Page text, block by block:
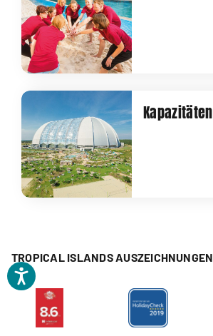
Kapazitäten
TROPICAL ISLANDS AUSZEICHNUNGEN